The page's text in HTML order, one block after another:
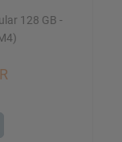
128 GB -